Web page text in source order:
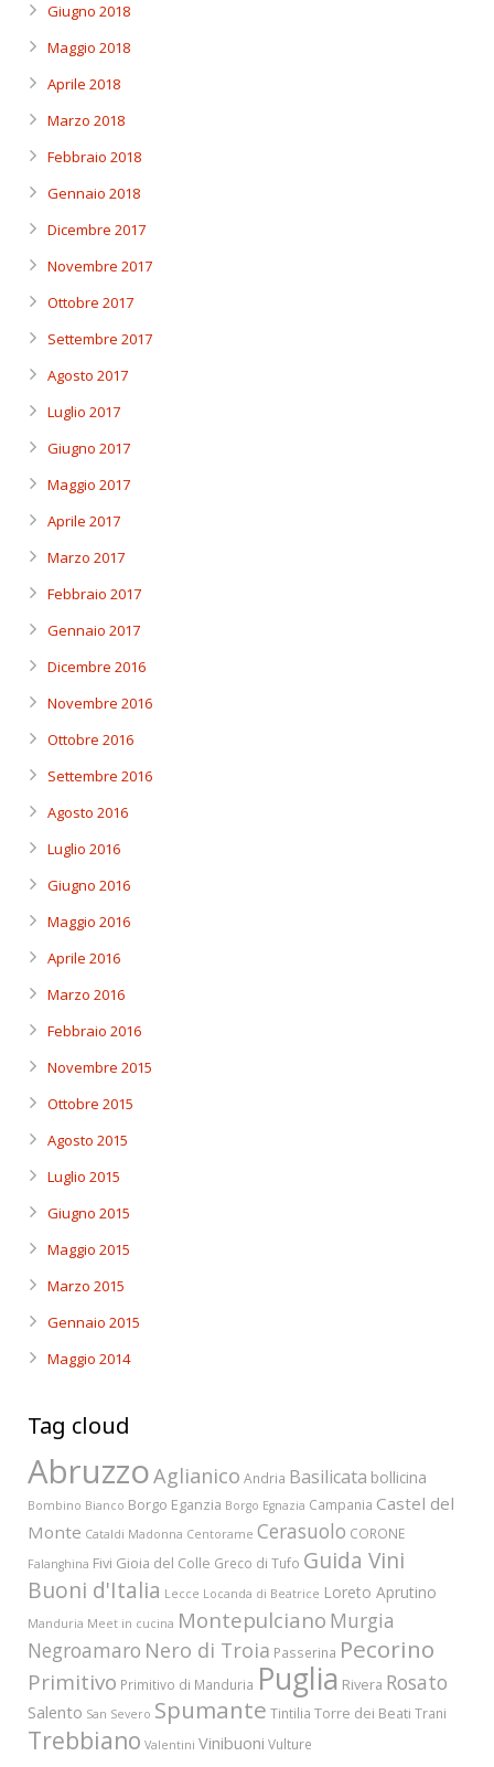
Giugno 2018
Maggio 2018
Aprile 2018
Marzo 2018
Febbraio 2018
Gennaio 2018
Dicembre 2017
Novembre 2017
Ottobre 2017
Settembre 2017
Agosto 2017
Luglio 2017
Giugno 2017
Maggio 2017
Aprile 2017
Marzo 2017
Febbraio 2017
Gennaio 2017
Dicembre 2016
Novembre 2016
Ottobre 2016
Settembre 2016
Agosto 2016
Luglio 2016
Giugno 2016
Maggio 2016
Aprile 2016
Marzo 2016
Febbraio 2016
Novembre 2015
Ottobre 2015
Agosto 2015
Luglio 2015
Giugno 2015
Maggio 2015
Marzo 2015
Gennaio 2015
Maggio 2014
Tag cloud
AbruzzoAglianico Andria Basilicata bollicina
Bombino Bianco Borgo Eganzia Borgo Egnazia Campania Castel del
Monte Cataldi Madonna Centorame Cerasuolo CORONE
Falanghina Fivi Gioia del Colle Greco di Tufo Guida Vini
Buoni d'Italia Lecce Locanda di Beatrice Loreto Aprutino
Manduria Meet in cucina Montepulciano Murgia
Negroamaro Nero di Troia Passerina Pecorino
Primitivo Primitivo di Manduria Puglia Rivera Rosato
Salento San Severo Spumante Tintilia Torre dei Beati Trani
Trebbiano Valentini Vinibuoni Vulture